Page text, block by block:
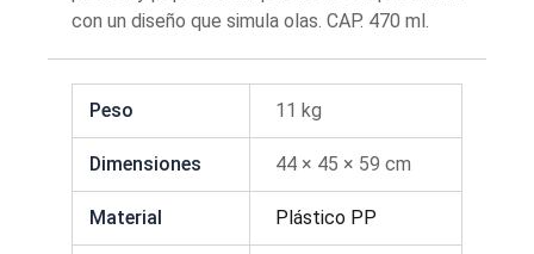
con un diseño que simula olas. CAP. 470 ml.
Peso 11 kg
Dimensiones 44 × 45 × 59 cm
Material Plástico PP